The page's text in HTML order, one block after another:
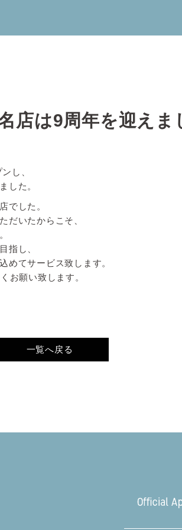
店は9周年を迎えま
し、
した。
でした。
だいたからこそ、
指し、
めてサービス致します。
お願い致します。
一覧へ戻る